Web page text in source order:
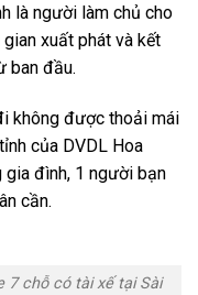
là người làm chủ cho
xuất phát và kết
ban đầu.
không được thoải mái
của DVDL Hoa
gia đình, 1 người bạn
cần.
7 chỗ có tài xế tại Sài